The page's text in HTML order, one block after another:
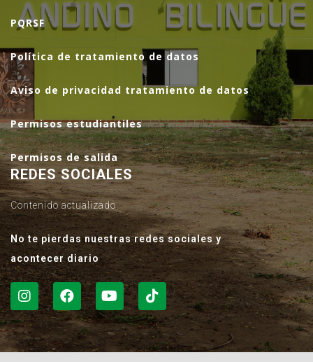
PQRSF
Política de tratamiento de datos
Aviso de privacidad tratamiento de datos
Permisos estudiantiles
Permisos de salida
REDES SOCIALES
Contenido actualizado
No te pierdas nuestras redes sociales y
acontecer diario